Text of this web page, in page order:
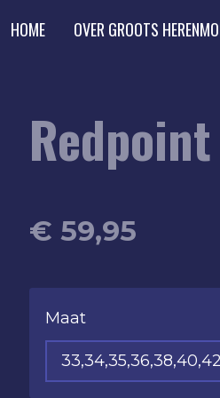
HOME OVER GROOTS
€ 59,95
Maat